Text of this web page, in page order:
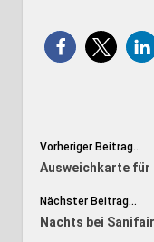
Vorheriger Beitrag...
Ausweichkarte für
Nächster Beitrag...
Nachts bei Sanifair